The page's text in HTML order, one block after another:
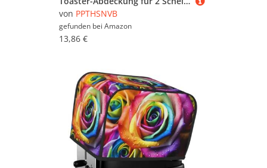
von PPTHSNVB
gefunden bei Amazon
13,86 €